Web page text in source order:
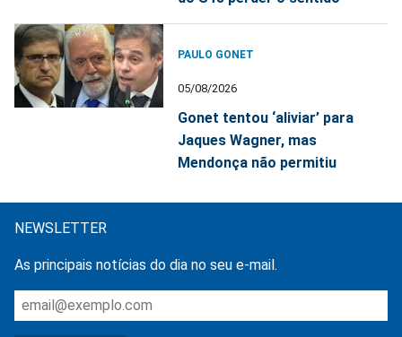
PAULO GONET
05/08/2026
Gonet tentou ‘aliviar’ para
Jaques Wagner, mas
Mendonça não permitiu
NEWSLETTER
As principais notícias do dia no seu e-mail.